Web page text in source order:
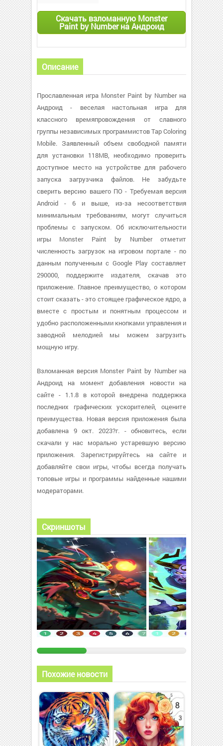
Скачать взломанную Monster
Paint by Number на Андроид
Описание
Прославленная игра Monster Paint by Number на
Андроид - веселая настольная игра для
классного времяпровождения от славного
группы независимых программистов Tap Coloring
Mobile. Заявленный объем свободной памяти
для установки 118MB, необходимо проверить
доступное место на устройстве для рабочего
запуска загрузчика файлов. Не забудьте
сверить версию вашего ПО - Требуемая версия
Android - 6 и выше, из-за несоответствия
минимальным требованиям, могут случиться
проблемы с запуском. Об исключительности
игры Monster Paint by Number отметит
численность загрузок на игровом портале - по
данным полученным с Google Play составляет
290000, поддержите издателя, скачав это
приложение. Главное преимущество, о котором
стоит сказать - это стоящее графическое ядро, а
вместе с простым и понятным процессом и
удобно расположенными кнопками управления и
заводной мелодией мы можем загрузить
мощную игру.
Взломанная версия Monster Paint by Number на
Андроид на момент добавления новости на
сайте - 1.1.8 в которой внедрена поддержка
последних графических ускорителей, оцените
преимущества. Новая версия приложения была
добавлена 9 окт. 2023?г. - обновитесь, если
скачали у нас морально устаревшую версию
приложения. Зарегистрируйтесь на сайте и
добавляйте свои игры, чтобы всегда получать
топовые игры и программы найденные нашими
модераторами.
Скриншоты
Похожие новости